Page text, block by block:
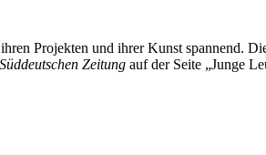
Projekten und ihrer Kunst spannend.
Süddeutschen Zeitung auf der Seite „Junge